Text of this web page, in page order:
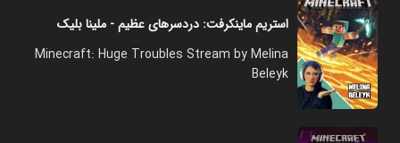
استریم ماینکرفت: دردسرهای عظیم - ملینا بلیک
Minecraft: Huge Troubles Stream by Melina
Beleyk